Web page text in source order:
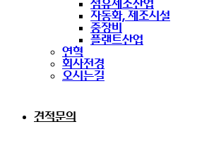
섬유제조산업
자동화, 제조시설
중장비
플랜트산업
연혁
회사전경
오시는길
견적문의